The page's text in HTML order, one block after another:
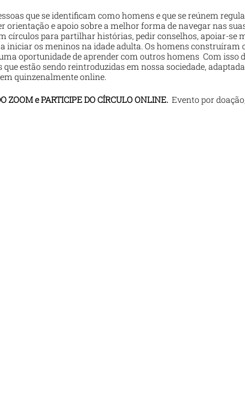
que se identificam como homens e que se reúnem
orientação e apoio sobre a melhor forma de navegar nas
círculos para partilhar histórias, pedir conselhos, apoiar-se
iniciar os meninos na idade adulta. Os homens construíram
oportunidade de aprender com outros homens Com isso
estão sendo reintroduzidas em nossa sociedade,
quinzenalmente online.
ZOOM e PARTICIPE DO CÍRCULO ONLINE. Evento por